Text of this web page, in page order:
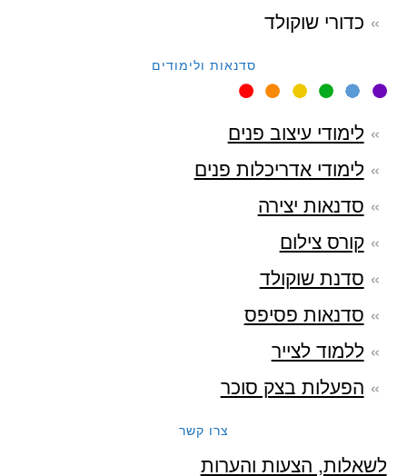
כדורי שוקולד
סדנאות ולימודים
לימודי עיצוב פנים
לימודי אדריכלות פנים
סדנאות יצירה
קורס צילום
סדנת שוקולד
סדנאות פסיפס
ללמוד לצייר
הפעלות בצק סוכר
צרו קשר
לשאלות, הצעות והערות